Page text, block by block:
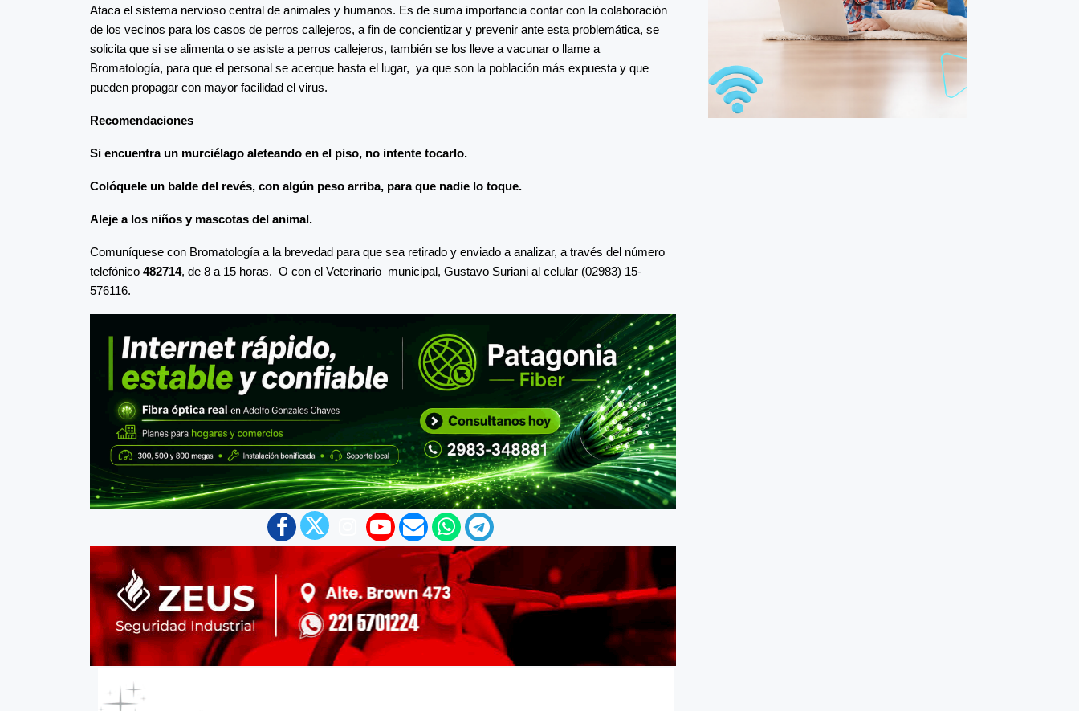
Ataca el sistema nervioso central de animales y humanos. Es de suma importancia contar con la colaboración
de los vecinos para los casos de perros callejeros, a fin de concientizar y prevenir ante esta problemática, se
solicita que si se alimenta o se asiste a perros callejeros, también se los lleve a vacunar o llame a
Bromatología, para que el personal se acerque hasta el lugar, ya que son la población más expuesta y que
pueden propagar con mayor facilidad el virus.
Recomendaciones
Si encuentra un murciélago aleteando en el piso, no intente tocarlo.
Colóquele un balde del revés, con algún peso arriba, para que nadie lo toque.
Aleje a los niños y mascotas del animal.
Comuníquese con Bromatología a la brevedad para que sea retirado y enviado a analizar, a través del número
telefónico 482714, de 8 a 15 horas. O con el Veterinario municipal, Gustavo Suriani al celular (02983) 15-
576116.